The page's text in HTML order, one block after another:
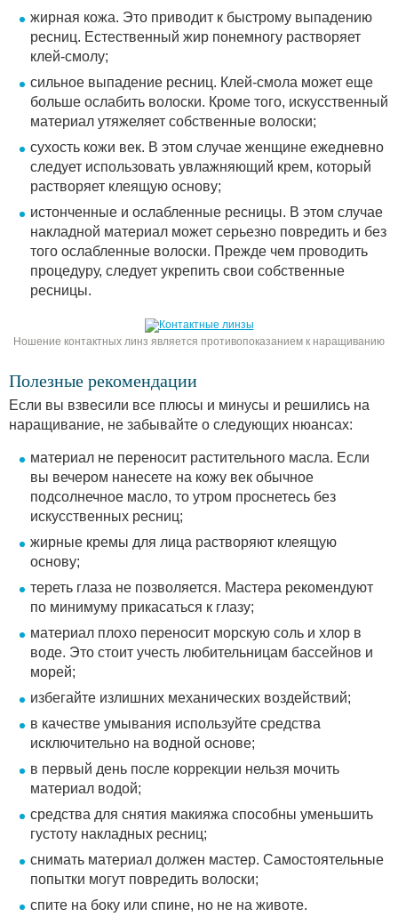
жирная кожа. Это приводит к быстрому выпадению
ресниц. Естественный жир понемногу растворяет
клей-смолу;
сильное выпадение ресниц. Клей-смола может еще
больше ослабить волоски. Кроме того, искусственный
материал утяжеляет собственные волоски;
сухость кожи век. В этом случае женщине ежедневно
следует использовать увлажняющий крем, который
растворяет клеящую основу;
истонченные и ослабленные ресницы. В этом случае
накладной материал может серьезно повредить и без
того ослабленные волоски. Прежде чем проводить
процедуру, следует укрепить свои собственные
ресницы.
Ношение контактных линз является противопоказанием к наращиванию
Полезные рекомендации
Если вы взвесили все плюсы и минусы и решились на
наращивание, не забывайте о следующих нюансах:
материал не переносит растительного масла. Если
вы вечером нанесете на кожу век обычное
подсолнечное масло, то утром проснетесь без
искусственных ресниц;
жирные кремы для лица растворяют клеящую
основу;
тереть глаза не позволяется. Мастера рекомендуют
по минимуму прикасаться к глазу;
материал плохо переносит морскую соль и хлор в
воде. Это стоит учесть любительницам бассейнов и
морей;
избегайте излишних механических воздействий;
в качестве умывания используйте средства
исключительно на водной основе;
в первый день после коррекции нельзя мочить
материал водой;
средства для снятия макияжа способны уменьшить
густоту накладных ресниц;
снимать материал должен мастер. Самостоятельные
попытки могут повредить волоски;
спите на боку или спине, но не на животе.